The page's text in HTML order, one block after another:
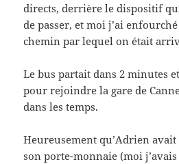
directs, derrière le dispositif
de passer, et moi j’ai
chemin par lequel on était
Le bus partait dans 2 minutes
pour rejoindre la gare de
dans les temps.
Heureusement qu’Adrien avait
son porte-monnaie (moi